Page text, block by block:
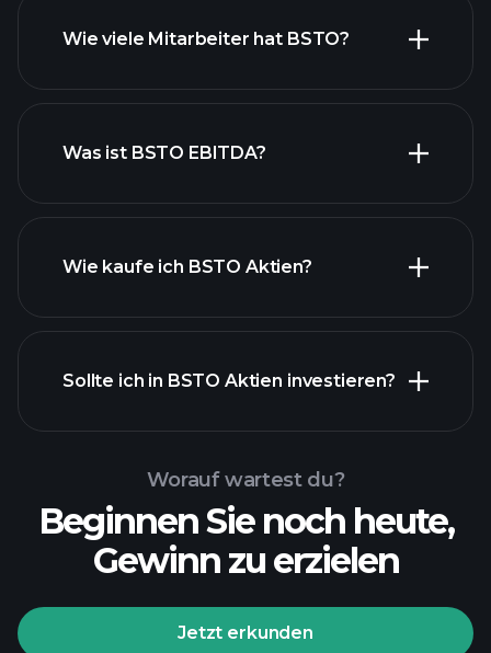
finanzielle Berichte BSTO
Wie viele Mitarbeiter hat BSTO?
Was ist BSTO EBITDA?
Wie kaufe ich BSTO Aktien?
Sollte ich in BSTO Aktien investieren?
Worauf wartest du?
Beginnen Sie noch heute,
Gewinn zu erzielen
Jetzt erkunden